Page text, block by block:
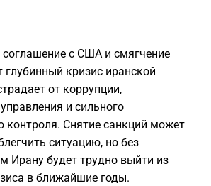
с США и смягчение
глубинный кризис иранской
от коррупции,
и сильного
контроля. Снятие санкций может
ситуацию, но без
Ирану будет трудно выйти из
в ближайшие годы.